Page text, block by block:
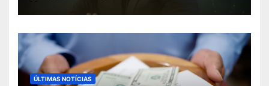
ÚLTIMAS NOTÍCIAS